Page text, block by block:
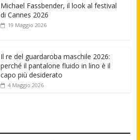
Michael Fassbender, il look al festival
di Cannes 2026
19 Maggio 2026
Il re del guardaroba maschile 2026:
perché il pantalone fluido in lino è il
capo più desiderato
4 Maggio 2026